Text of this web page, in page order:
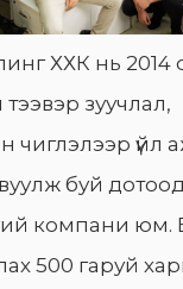
ХХК нь 2014
зуучлал,
чиглэлээр үйл
буй
компани юм.
500 гаруй